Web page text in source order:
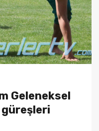
Geleneksel
güreşleri